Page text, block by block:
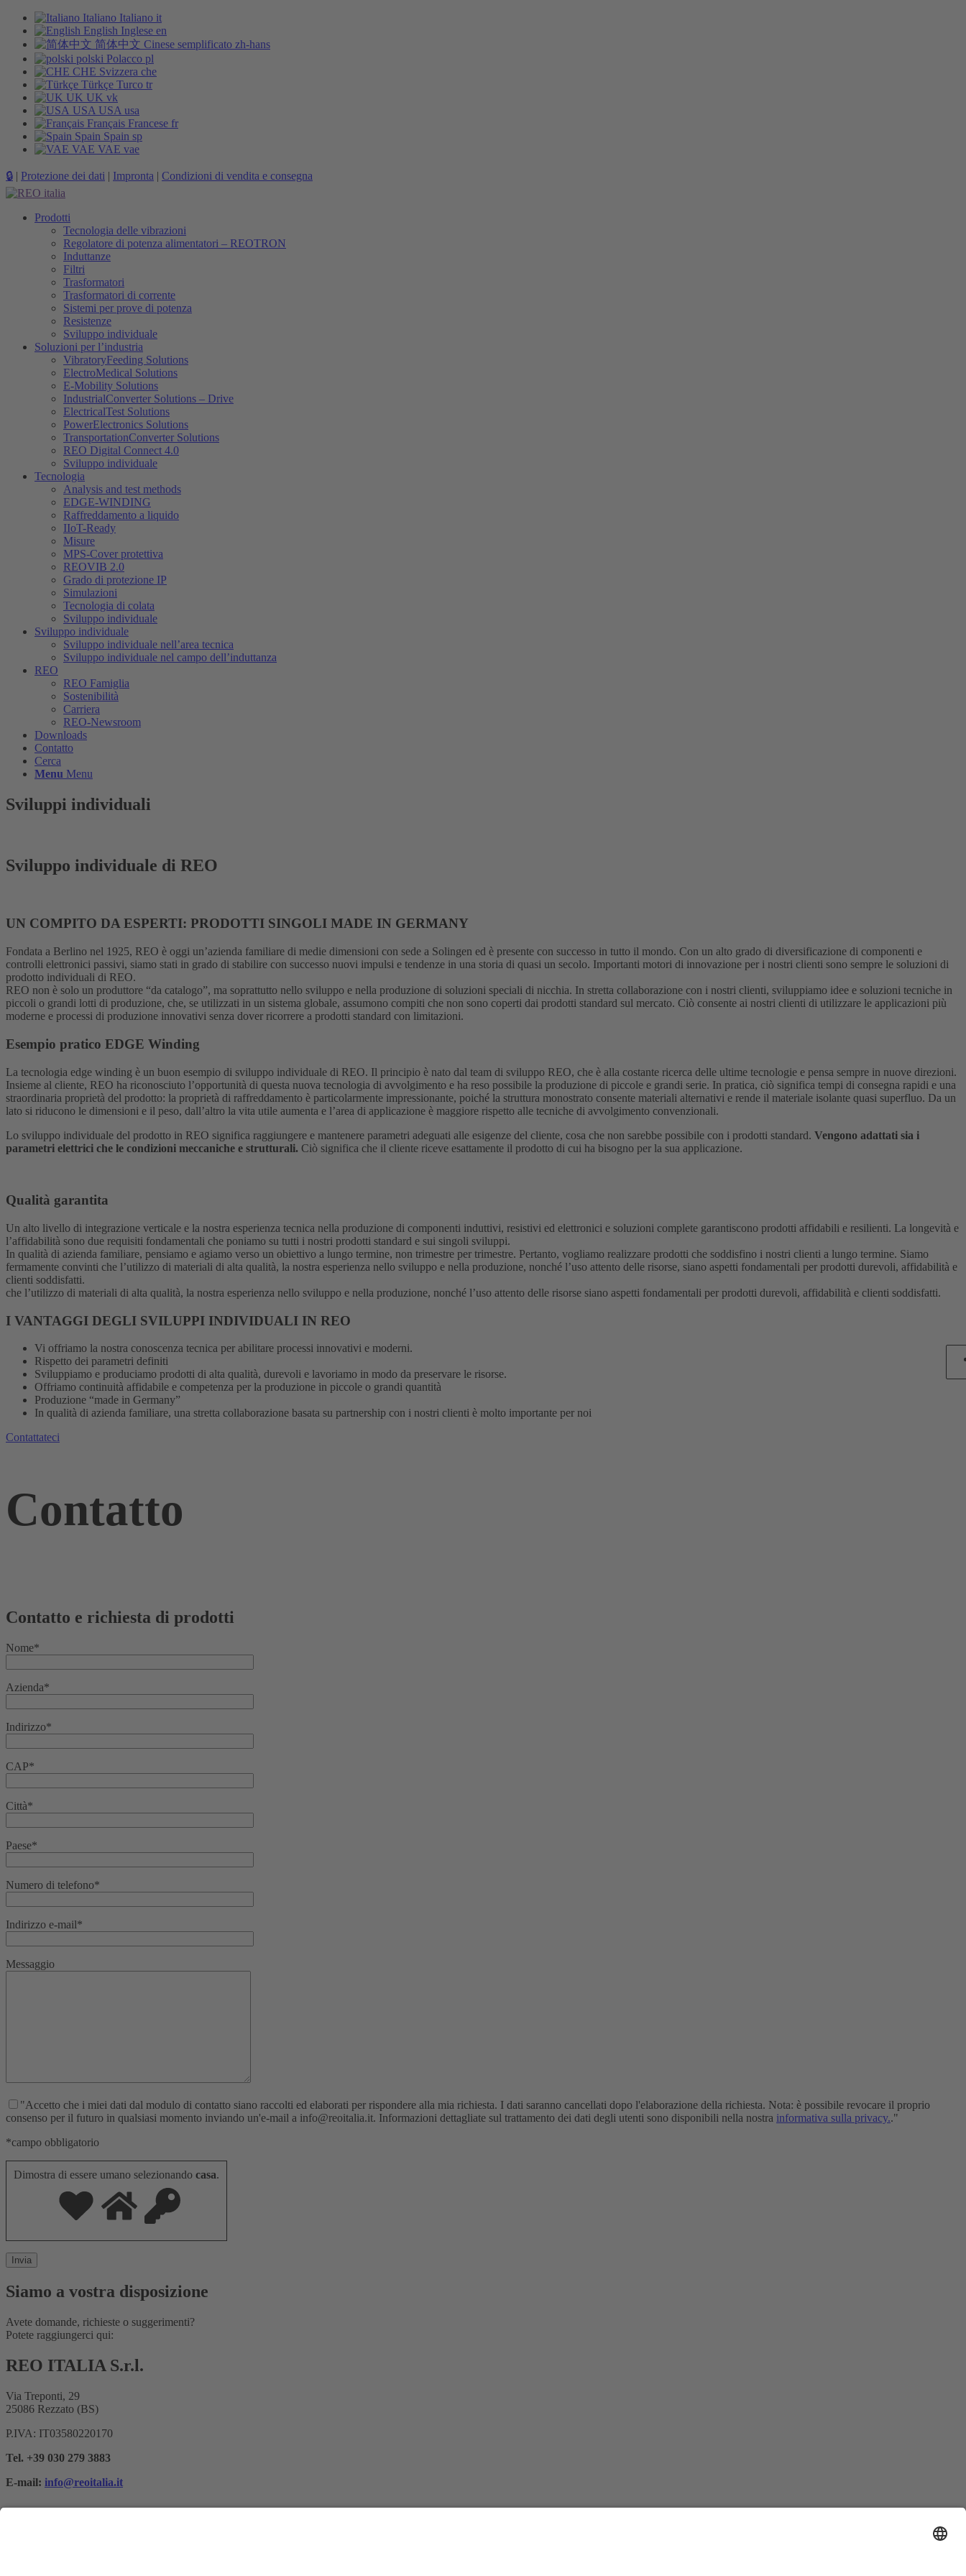
Italiano Italiano it
English Inglese en
简体中文 Cinese semplificato zh-hans
polski Polacco pl
CHE Svizzera che
Türkçe Turco tr
UK UK vk
USA USA usa
Français Francese fr
Spain Spain sp
VAE VAE vae
🔒 | Protezione dei dati | Impronta | Condizioni di vendita e consegna
Prodotti
Tecnologia delle vibrazioni
Regolatore di potenza alimentatori – REOTRON
Induttanze
Filtri
Trasformatori
Trasformatori di corrente
Sistemi per prove di potenza
Resistenze
Sviluppo individuale
Soluzioni per l’industria
VibratoryFeeding Solutions
ElectroMedical Solutions
E-Mobility Solutions
IndustrialConverter Solutions – Drive
ElectricalTest Solutions
PowerElectronics Solutions
TransportationConverter Solutions
REO Digital Connect 4.0
Sviluppo individuale
Tecnologia
Analysis and test methods
EDGE-WINDING
Raffreddamento a liquido
IIoT-Ready
Misure
MPS-Cover protettiva
REOVIB 2.0
Grado di protezione IP
Simulazioni
Tecnologia di colata
Sviluppo individuale
Sviluppo individuale
Sviluppo individuale nell’area tecnica
Sviluppo individuale nel campo dell’induttanza
REO
REO Famiglia
Sostenibilità
Carriera
REO-Newsroom
Downloads
Contatto
Cerca
Menu Menu
Sviluppi individuali
Sviluppo individuale di REO
UN COMPITO DA ESPERTI: PRODOTTI SINGOLI MADE IN GERMANY
Fondata a Berlino nel 1925, REO è oggi un’azienda familiare di medie dimensioni con sede a Solingen ed è presente con successo in tutto il mondo. Con un alto grado di diversificazione di componenti e
controlli elettronici passivi, siamo stati in grado di stabilire con successo nuovi impulsi e tendenze in una storia di quasi un secolo. Importanti motori di innovazione per i nostri clienti sono sempre le soluzioni di
prodotto individuali di REO.
REO non è solo un produttore “da catalogo”, ma soprattutto nello sviluppo e nella produzione di soluzioni speciali di nicchia. In stretta collaborazione con i nostri clienti, sviluppiamo idee e soluzioni tecniche in
piccoli o grandi lotti di produzione, che, se utilizzati in un sistema globale, assumono compiti che non sono coperti dai prodotti standard sul mercato. Ciò consente ai nostri clienti di utilizzare le applicazioni più
moderne e processi di produzione innovativi senza dover ricorrere a prodotti standard con limitazioni.
Esempio pratico EDGE Winding
La tecnologia edge winding è un buon esempio di sviluppo individuale di REO. Il principio è nato dal team di sviluppo REO, che è alla costante ricerca delle ultime tecnologie e pensa sempre in nuove direzioni.
Insieme al cliente, REO ha riconosciuto l’opportunità di questa nuova tecnologia di avvolgimento e ha reso possibile la produzione di piccole e grandi serie. In pratica, ciò significa tempi di consegna rapidi e una
straordinaria proprietà del prodotto: la proprietà di raffreddamento è particolarmente impressionante, poiché la struttura monostrato consente materiali alternativi e rende il materiale isolante quasi superfluo. Da un
lato si riducono le dimensioni e il peso, dall’altro la vita utile aumenta e l’area di applicazione è maggiore rispetto alle tecniche di avvolgimento convenzionali.
Lo sviluppo individuale del prodotto in REO significa raggiungere e mantenere parametri adeguati alle esigenze del cliente, cosa che non sarebbe possibile con i prodotti standard. Vengono adattati sia i
parametri elettrici che le condizioni meccaniche e strutturali. Ciò significa che il cliente riceve esattamente il prodotto di cui ha bisogno per la sua applicazione.
Qualità garantita
Un alto livello di integrazione verticale e la nostra esperienza tecnica nella produzione di componenti induttivi, resistivi ed elettronici e soluzioni complete garantiscono prodotti affidabili e resilienti. La longevità e
l’affidabilità sono due requisiti fondamentali che poniamo su tutti i nostri prodotti standard e sui singoli sviluppi.
In qualità di azienda familiare, pensiamo e agiamo verso un obiettivo a lungo termine, non trimestre per trimestre. Pertanto, vogliamo realizzare prodotti che soddisfino i nostri clienti a lungo termine. Siamo
fermamente convinti che l’utilizzo di materiali di alta qualità, la nostra esperienza nello sviluppo e nella produzione, nonché l’uso attento delle risorse, siano aspetti fondamentali per prodotti durevoli, affidabilità e
clienti soddisfatti.
che l’utilizzo di materiali di alta qualità, la nostra esperienza nello sviluppo e nella produzione, nonché l’uso attento delle risorse siano aspetti fondamentali per prodotti durevoli, affidabilità e clienti soddisfatti.
I VANTAGGI DEGLI SVILUPPI INDIVIDUALI IN REO
Vi offriamo la nostra conoscenza tecnica per abilitare processi innovativi e moderni.
Rispetto dei parametri definiti
Sviluppiamo e produciamo prodotti di alta qualità, durevoli e lavoriamo in modo da preservare le risorse.
Offriamo continuità affidabile e competenza per la produzione in piccole o grandi quantità
Produzione “made in Germany”
In qualità di azienda familiare, una stretta collaborazione basata su partnership con i nostri clienti è molto importante per noi
Contattateci
Contatto
Contatto e richiesta di prodotti
Nome*
Azienda*
Indirizzo*
CAP*
Città*
Paese*
Numero di telefono*
Indirizzo e-mail*
Messaggio
"Accetto che i miei dati dal modulo di contatto siano raccolti ed elaborati per rispondere alla mia richiesta. I dati saranno cancellati dopo l'elaborazione della richiesta. Nota: è possibile revocare il proprio
consenso per il futuro in qualsiasi momento inviando un'e-mail a info@reoitalia.it. Informazioni dettagliate sul trattamento dei dati degli utenti sono disponibili nella nostra informativa sulla privacy.."
*campo obbligatorio
Dimostra di essere umano selezionando casa.
Siamo a vostra disposizione
Avete domande, richieste o suggerimenti?
Potete raggiungerci qui:
REO ITALIA S.r.l.
Via Treponti, 29
25086 Rezzato (BS)
P.IVA: IT03580220170
Tel. +39 030 279 3883
E-mail: info@reoitalia.it